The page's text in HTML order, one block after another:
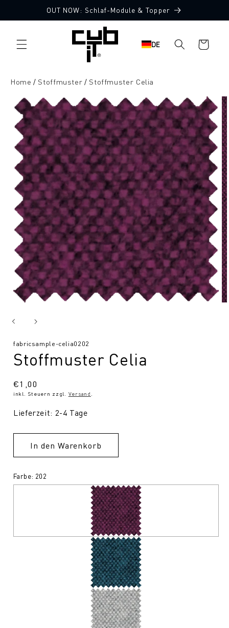
Inhalt
OUT NOW: Schlaf-Module & Topper
DE Warenkorb
Home Stoffmuster Stoffmuster Celia
10 Stoffmuster gratis
SKU:
fabricsample-celia0202
Stoffmuster Celia
Normaler
Preis
€1,00
inkl. Steuern zzgl. Versand
Lieferzeit: 2-4 Tage
In den Warenkorb
Farbe: 202